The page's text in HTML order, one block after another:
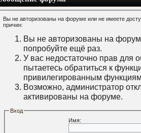
Вы не авторизованы на форуме или не имеете
причин:
Вы не авторизованы на
попробуйте ещё раз.
У вас недостаточно прав для
пытаетесь обратиться к
привилегированным
Возможно, администратор
активированы на форуме.
Вход
Имя: